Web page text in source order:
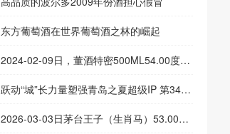
东方葡萄酒在世界葡萄酒之林的崛起
2024-02-09日，董酒特密500ML54.00度酒每瓶的价格是多少呢？
跃动“城”长力量塑强青岛之夏超级IP 第34届青岛国际啤酒节落幕
2026-03-03日茅台王子（生肖马）53.00度酒价格为385一瓶，下跌 15元